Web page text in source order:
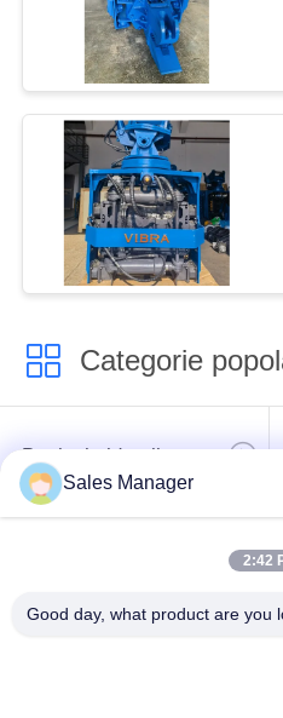
Categorie
Battipalo idraulico
Sales Manager
2:42
Good day, what product are you